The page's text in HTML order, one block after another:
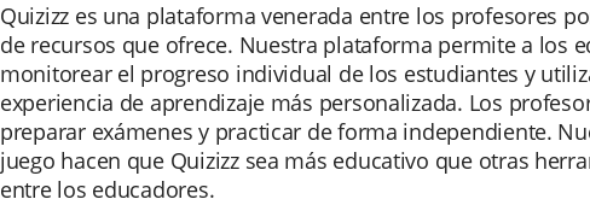
Quizizz es una plataforma venerada entre los profesores
de recursos que ofrece. Nuestra plataforma permite a los
monitorear el progreso individual de los estudiantes y
experiencia de aprendizaje más personalizada. Los
preparar exámenes y practicar de forma independiente.
juego hacen que Quizizz sea más educativo que otras
entre los educadores.